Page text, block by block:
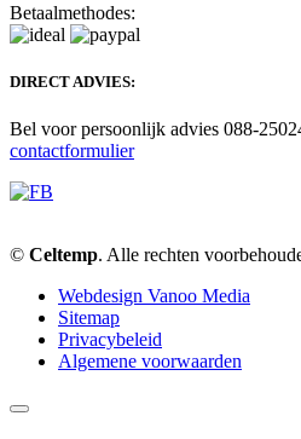
Betaalmethodes:
DIRECT ADVIES:
Bel voor persoonlijk advies 088-
contactformulier
© Celtemp. Alle rechten
Webdesign Vanoo Media
Sitemap
Privacybeleid
Algemene voorwaarden